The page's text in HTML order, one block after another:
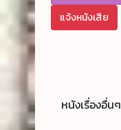
แจ้งหนังเสีย
หนังเรื่องอื่นๆ